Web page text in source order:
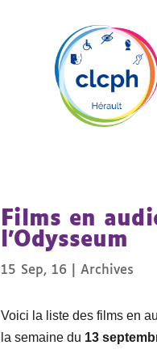
Films en
l’Odysseum
15 Sep, 16 |Archives
Voici la liste des films en
la semaine du 13